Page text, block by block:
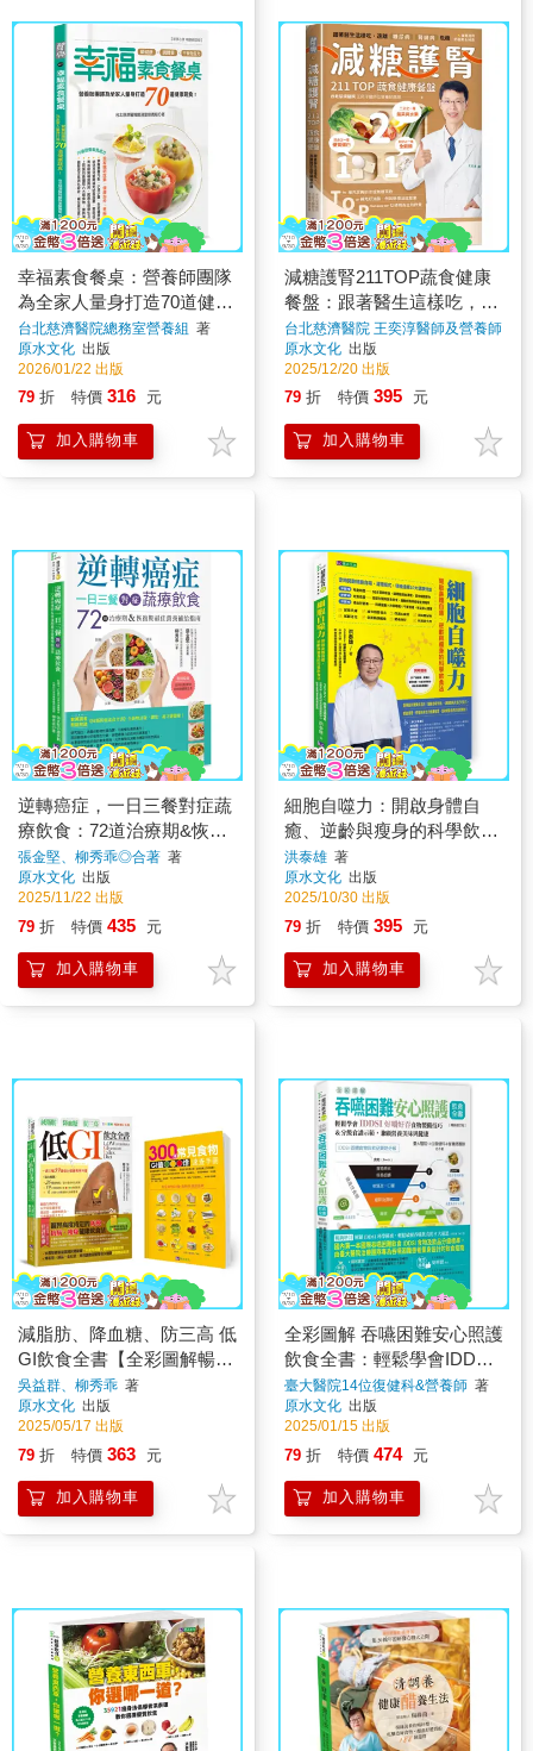
幸福素食餐桌：營養師團隊
為全家人量身打造70道健康
蔬食！
台北慈濟醫院總務室營養組 著
原水文化 出版
2026/01/22 出版
79 折 特價 316 元
加入購物車
減糖護腎211TOP蔬食健康
餐盤：跟著醫生這樣吃，遠
離糖尿病、腎臟病危機
台北慈濟醫院 王奕淳醫師及營養師
團隊著
原水文化 出版
2025/12/20 出版
79 折 特價 395 元
加入購物車
逆轉癌症，一日三餐對症蔬
療飲食：72道治療期&恢復
期最佳營養補給指南
張金堅、柳秀乖◎合著 著
原水文化 出版
2025/11/22 出版
79 折 特價 435 元
加入購物車
細胞自噬力：開啟身體自
癒、逆齡與瘦身的科學飲食
法
洪泰雄 著
原水文化 出版
2025/10/30 出版
79 折 特價 395 元
加入購物車
減脂肪、降血糖、防三高 低
GI飲食全書【全彩圖解暢銷
增訂五版】
吳益群、柳秀乖 著
原水文化 出版
2025/05/17 出版
79 折 特價 363 元
加入購物車
全彩圖解 吞嚥困難安心照護
飲食全書：輕鬆學會IDDSI
好嚼好吞食物製備技巧&分
級食譜示範，兼顧營養美味
與健康【暢銷增訂版】
臺大醫院14位復健科&營養師 著
原水文化 出版
2025/01/15 出版
79 折 特價 474 元
加入購物車